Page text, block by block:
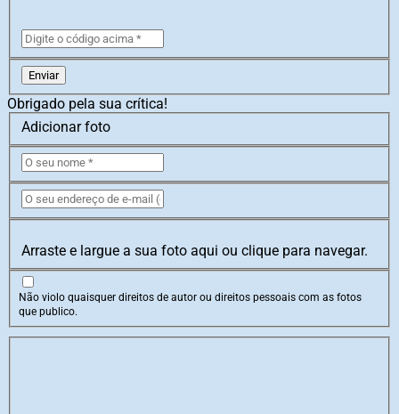
Enviar
Obrigado pela sua crítica!
Adicionar foto
Arraste e largue a sua foto aqui ou clique para navegar.
Não violo quaisquer direitos de autor ou direitos pessoais com as fotos
que publico.